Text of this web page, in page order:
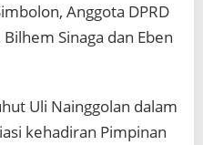
Anggota DPRD
Sinaga dan Eben
Uli Nainggolan dalam
kehadiran Pimpinan